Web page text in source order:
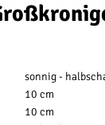
sonnig -
10 cm
10 cm